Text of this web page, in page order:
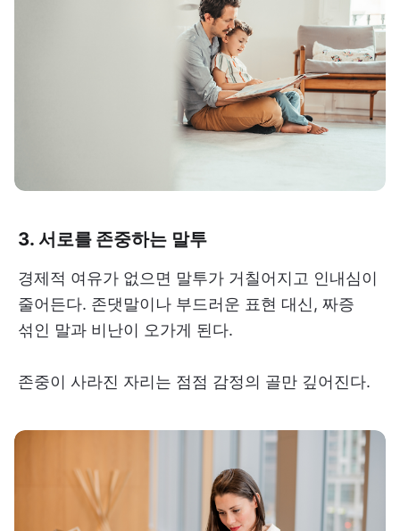
3. 서로를 존중하는 말투
경제적 여유가 없으면 말투가 거칠어지고 인내심이
줄어든다. 존댓말이나 부드러운 표현 대신, 짜증
섞인 말과 비난이 오가게 된다.
존중이 사라진 자리는 점점 감정의 골만 깊어진다.